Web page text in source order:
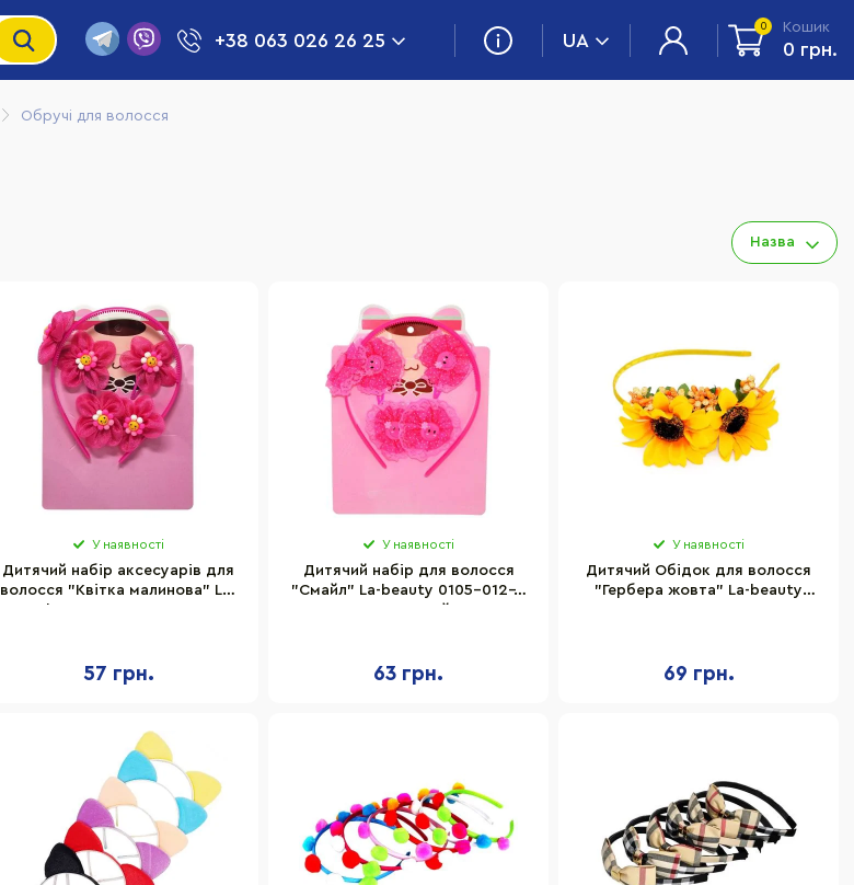
+38 063 026 26 25 UA
0 Кошик
0 грн.
Обручі для волосся
Назва
У наявності
Дитячий набір аксесуарів для
волосся "Квітка малинова" La-
57 грн.
У наявності
Дитячий набір для волосся
"Смайл" La-beauty 0105-012-4
63 грн.
У наявності
Дитячий Обідок для волосся
"Гербера жовта" La-beauty
69 грн.